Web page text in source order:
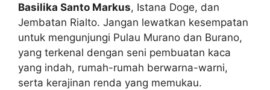
Basilika Santo Markus, Istana Doge, dan
Jembatan Rialto. Jangan lewatkan kesempatan
untuk mengunjungi Pulau Murano dan Burano,
yang terkenal dengan seni pembuatan kaca
yang indah, rumah-rumah berwarna-warni,
serta kerajinan renda yang memukau.